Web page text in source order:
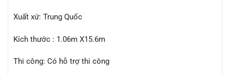
Xuất xứ: Trung Quốc
Kích thước : 1.06m X15.6m
Thi công: Có hỗ trợ thi công